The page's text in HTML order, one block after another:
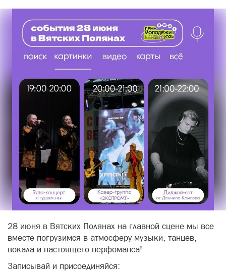
28 июня в Вятских Полянах на главной сцене мы все
вместе погрузимся в атмосферу музыки, танцев,
вокала и настоящего перфоманса!
Записывай и присоединяйся: